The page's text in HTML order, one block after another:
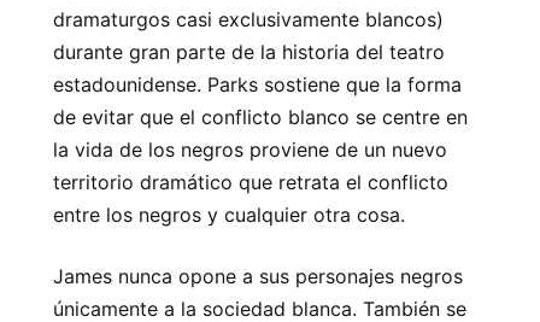
dramaturgos casi exclusivamente blancos)
durante gran parte de la historia del teatro
estadounidense. Parks sostiene que la forma
de evitar que el conflicto blanco se centre en
la vida de los negros proviene de un nuevo
territorio dramático que retrata el conflicto
entre los negros y cualquier otra cosa.
James nunca opone a sus personajes negros
únicamente a la sociedad blanca. También se